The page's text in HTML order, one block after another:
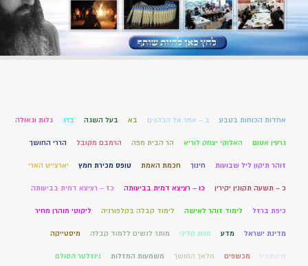
אחדות הכוחות בטבע ב – אמר אל הכהנים בא בעל השגה ברג גלות וגאולה
גרעין אטום האלוקי יצחק לוריא הר הבית מפה הרמבם מקובל הררי החושך
זוהר תיקון ליל שבועות חינוך חכמת האמת טופס מכירת חמץ יארצייט הארי
כ – תשעה תקונין יקירין כו – רציצא דמית בביעותה כז – רציצא דמית בביעותה
כיפת ברזל לימוד זוהר לאישה לימוד קבלה בקלפורניה ליקוטי מוהרן מחיר
מדינת ישראל מדע מוות קליני מותר לנשים ללמוד קבלה מיסטייקה
מיסתורין מכשפים מלאך החושך משמעות המזלות ניוזלטר הסולם